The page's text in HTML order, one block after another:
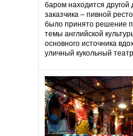
баром находится
заказчика – пивной
было принято решение
темы английской
основного источника
уличный кукольный